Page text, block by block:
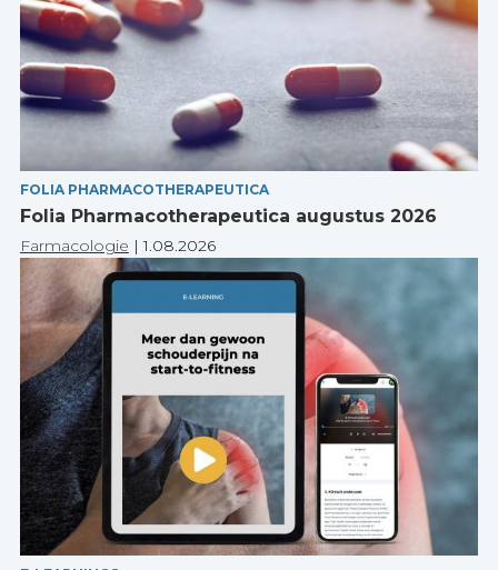
FOLIA PHARMACOTHERAPEUTICA
Folia Pharmacotherapeutica augustus 2026
Farmacologie |1.08.2026